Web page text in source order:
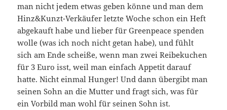
man nicht jedem etwas geben könne und man dem
Hinz&Kunzt-Verkäufer letzte Woche schon ein Heft
abgekauft habe und lieber für Greenpeace spenden
wolle (was ich noch nicht getan habe), und fühlt
sich am Ende scheiße, wenn man zwei Reibekuchen
für 3 Euro isst, weil man einfach Appetit darauf
hatte. Nicht einmal Hunger! Und dann übergibt man
seinen Sohn an die Mutter und fragt sich, was für
ein Vorbild man wohl für seinen Sohn ist.